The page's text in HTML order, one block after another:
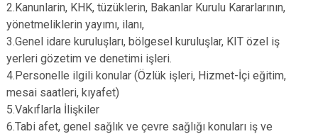
Muratlı
2.Kanunlarin, KHK, tüzüklerin, Bakanlar Kurulu Kararlarının,
yönetmeliklerin yayımı, ilanı,
3.Genel idare kuruluşları, bölgesel kuruluşlar, KIT özel iş
yerleri gözetim ve denetimi işleri.
4.Personelle ilgili konular (Özlük işleri, Hizmet-İçi eğitim,
mesai saatleri, kıyafet)
5.Vakıflarla İlişkiler
6.Tabi afet, genel sağlık ve çevre sağlığı konuları iş ve